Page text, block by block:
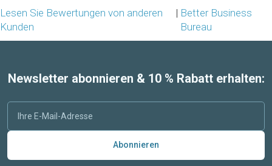
Lesen Sie Bewertungen von anderen
Kunden
| Better Business
Bureau
Newsletter abonnieren & 10 % Rabatt erhalten:
Abonnieren